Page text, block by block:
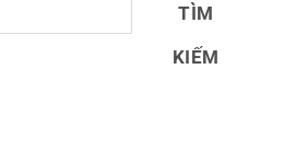
TÌM
KIẾM